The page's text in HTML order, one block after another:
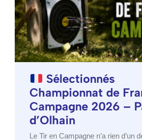
Sélectionnés
Championnat de
Campagne 2026 –
d’Olhain
Le Tir en Campagne n’a rien d’un